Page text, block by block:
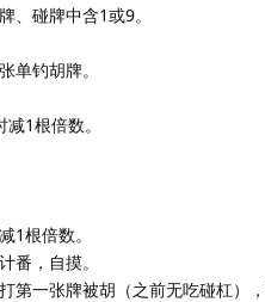
、碰牌中含1或9。
单钓胡牌。
1根倍数。
1根倍数。
番，自摸。
第一张牌被胡（之前无吃碰杠），